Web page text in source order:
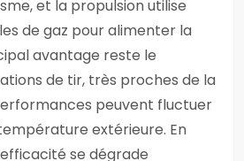
et la propulsion utilise
de gaz pour alimenter la
avantage reste le
de tir, très proches de la
peuvent fluctuer
extérieure. En
se dégrade